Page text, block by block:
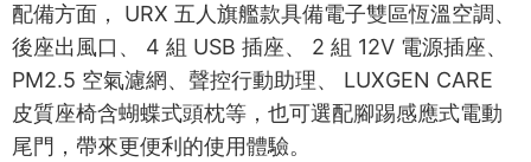
配備方面， URX 五人旗艦款具備電子雙區恆溫空調、
後座出風口、 4 組 USB 插座、 2 組 12V 電源插座、
PM2.5 空氣濾網、聲控行動助理、 LUXGEN CARE
皮質座椅含蝴蝶式頭枕等，也可選配腳踢感應式電動
尾門，帶來更便利的使用體驗。